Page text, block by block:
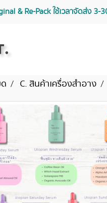
& Re-Pack ใช้เวลาจัดส่ง
C. สินค้าเครื่องสำอาง